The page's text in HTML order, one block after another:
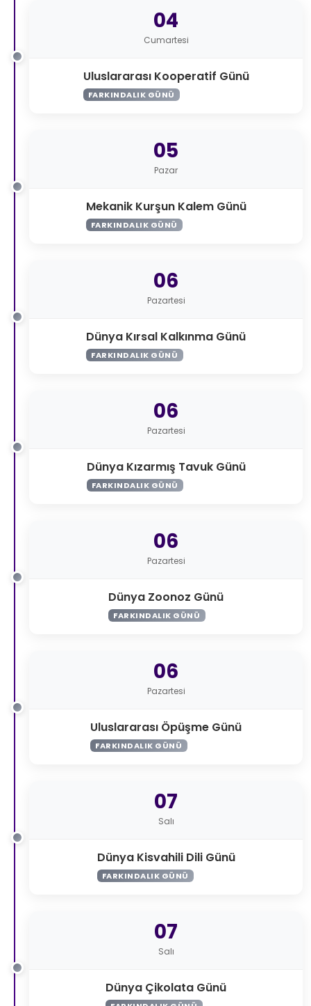
04
Cumartesi
Uluslararası Kooperatif Günü
FARKINDALIK GÜNÜ
05
Pazar
Mekanik Kurşun Kalem Günü
FARKINDALIK GÜNÜ
06
Pazartesi
Dünya Kırsal Kalkınma Günü
FARKINDALIK GÜNÜ
06
Pazartesi
Dünya Kızarmış Tavuk Günü
FARKINDALIK GÜNÜ
06
Pazartesi
Dünya Zoonoz Günü
FARKINDALIK GÜNÜ
06
Pazartesi
Uluslararası Öpüşme Günü
FARKINDALIK GÜNÜ
07
Salı
Dünya Kisvahili Dili Günü
FARKINDALIK GÜNÜ
07
Salı
Dünya Çikolata Günü